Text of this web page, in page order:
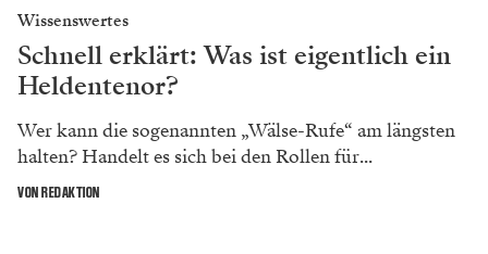
Wissenswertes
Schnell erklärt: Was ist eigentlich ein
Heldentenor?
Wer kann die sogenannten „Wälse-Rufe“ am längsten
halten? Handelt es sich bei den Rollen für...
VON REDAKTION